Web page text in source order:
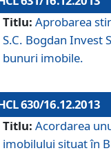
Titlu: Aprobarea
S.C. Bogdan Invest
bunuri imobile.
630/16.12.2013
Titlu: Acordarea
imobilului situat în